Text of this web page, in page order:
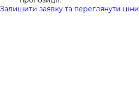
Залишити заявку та переглянути ціни